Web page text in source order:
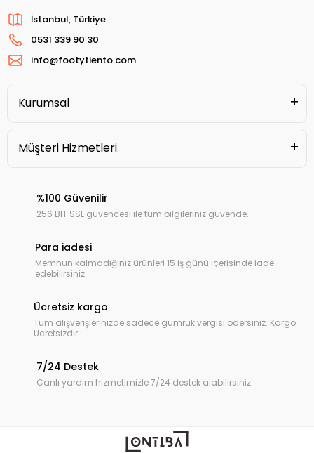
İstanbul, Türkiye
0531 339 90 30
info@footytiento.com
Kurumsal
Müşteri Hizmetleri
%100 Güvenilir
256 BIT SSL güvencesi ile tüm bilgileriniz güvende.
Para iadesi
Memnun kalmadığınız ürünleri 15 iş günü içerisinde iade
edebilirsiniz.
Ücretsiz kargo
Tüm alışverişlerinizde sadece gümrük vergisi ödersiniz. Kargo
Ücretsizdir.
7/24 Destek
Canlı yardım hizmetimizle 7/24 destek alabilirsiniz.